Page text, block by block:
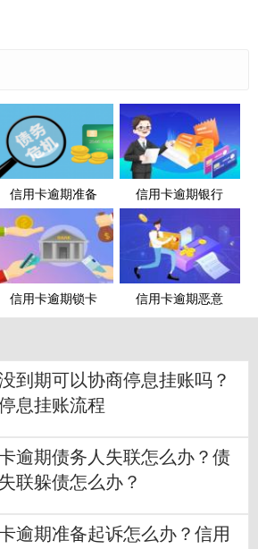
信用卡逾期准备 信用卡逾期银行
信用卡逾期锁卡 信用卡逾期恶意
到期可以协商停息挂账吗？
息挂账流程
逾期债务人失联怎么办？债
联躲债怎么办？
逾期准备起诉怎么办？信用